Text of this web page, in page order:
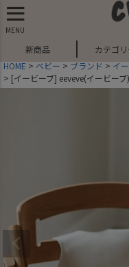
MENU
新商品 カテゴ
HOME
ベビー ブランド
イ
[イービーブ] eeveve(イービー